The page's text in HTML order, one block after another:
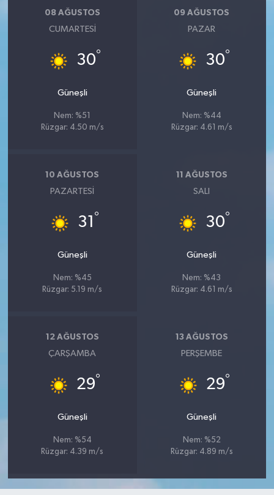
08 AĞUSTOS
CUMARTESI
30°
Güneşli
Nem: %51
Rüzgar: 4.50 m/s
09 AĞUSTOS
PAZAR
30°
Güneşli
Nem: %44
Rüzgar: 4.61 m/s
10 AĞUSTOS
PAZARTESI
31 °
Güneşli
Nem: %45
Rüzgar: 5.19 m/s
11 AĞUSTOS
SALI
30°
Güneşli
Nem: %43
Rüzgar: 4.61 m/s
12 AĞUSTOS
ÇARŞAMBA
29°
Güneşli
Nem: %54
Rüzgar: 4.39 m/s
13 AĞUSTOS
PERŞEMBE
29°
Güneşli
Nem: %52
Rüzgar: 4.89 m/s